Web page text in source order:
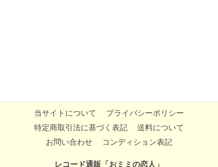
当サイトについて
プライバシーポリシー
特定商取引法に基づく表記
送料について
お問い合わせ
コンディション表記
レコード通販「おミミの恋人」